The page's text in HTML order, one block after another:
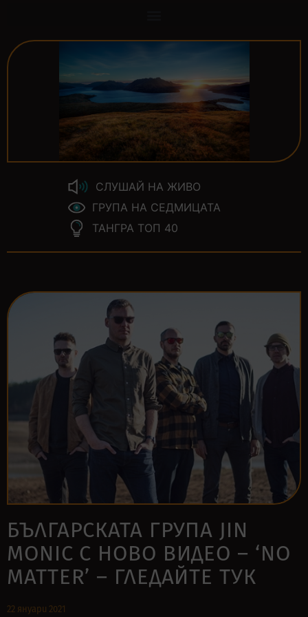
СЛУШАЙ НА ЖИВО
ГРУПА НА СЕДМИЦАТА
ТАНГРА ТОП 40
БЪЛГАРСКАТА ГРУПА JIN
MONIC С НОВО ВИДЕО – ‘NO
MATTER’ – ГЛЕДАЙТЕ ТУК
22 януари 2021